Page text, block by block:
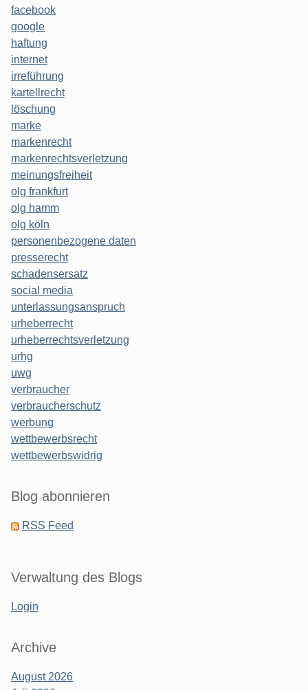
facebook
google
haftung
internet
irreführung
kartellrecht
löschung
marke
markenrecht
markenrechtsverletzung
meinungsfreiheit
olg frankfurt
olg hamm
olg köln
personenbezogene daten
presserecht
schadensersatz
social media
unterlassungsanspruch
urheberrecht
urheberrechtsverletzung
urhg
uwg
verbraucher
verbraucherschutz
werbung
wettbewerbsrecht
wettbewerbswidrig
Blog abonnieren
RSS Feed
Verwaltung des Blogs
Login
Archive
August 2026